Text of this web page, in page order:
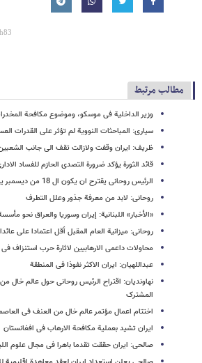
مطالب مرتبط
وزیر الداخلیة فی موسکو، وموضوع مکافحة
سیاری: المباحثات النوویة لم تؤثر على القدرات
ظریف: ایران وقفت ولازالت تقف الى جانب
قائد الثورة یؤکد ضرورة التصدی الحازم للفساد
الرئیس روحانی یقترح ان یکون ال 18 من دیسمبر یوما عالمیا لمکافحة الارهاب
روحانی: لابد من معرفة جذور وعلل التطرف
«الأخبار» اللبنانیة: إیران وسوریا والعراق نحو
روحانی: میزانیة العام المقبل أقل اعتمادا علی
محاولات داعمی الارهابیین لاثارة حرب استنزاف
عبداللهیان: ایران الاکثر نفوذا فی المنطقة
نهاوندیان: اقتراح الرئیس روحانی حول عالم خال
المشترک
اختتام اعمال مؤتمر عالم خال من العنف فی
ایران تشید بعملیة مکافحة الارهاب فی افغانستان
صالحی: ایران حققت تقدما باهرا فی مجال علوم